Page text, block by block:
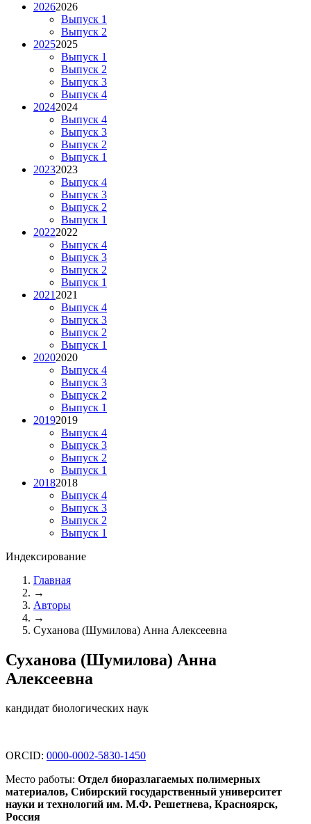
20262026
Выпуск 1
Выпуск 2
20252025
Выпуск 1
Выпуск 2
Выпуск 3
Выпуск 4
20242024
Выпуск 4
Выпуск 3
Выпуск 2
Выпуск 1
20232023
Выпуск 4
Выпуск 3
Выпуск 2
Выпуск 1
20222022
Выпуск 4
Выпуск 3
Выпуск 2
Выпуск 1
2021 2021
Выпуск 4
Выпуск 3
Выпуск 2
Выпуск 1
20202020
Выпуск 4
Выпуск 3
Выпуск 2
Выпуск 1
20192019
Выпуск 4
Выпуск 3
Выпуск 2
Выпуск 1
20182018
Выпуск 4
Выпуск 3
Выпуск 2
Выпуск 1
Индексирование
Главная
→
Авторы
→
Суханова (Шумилова) Анна Алексеевна
Суханова (Шумилова) Анна
Алексеевна
кандидат биологических наук
ORCID: 0000-0002-5830-1450
Место работы: Отдел биоразлагаемых полимерных
материалов, Сибирский государственный университет
науки и технологий им. М.Ф. Решетнева, Красноярск,
Россия